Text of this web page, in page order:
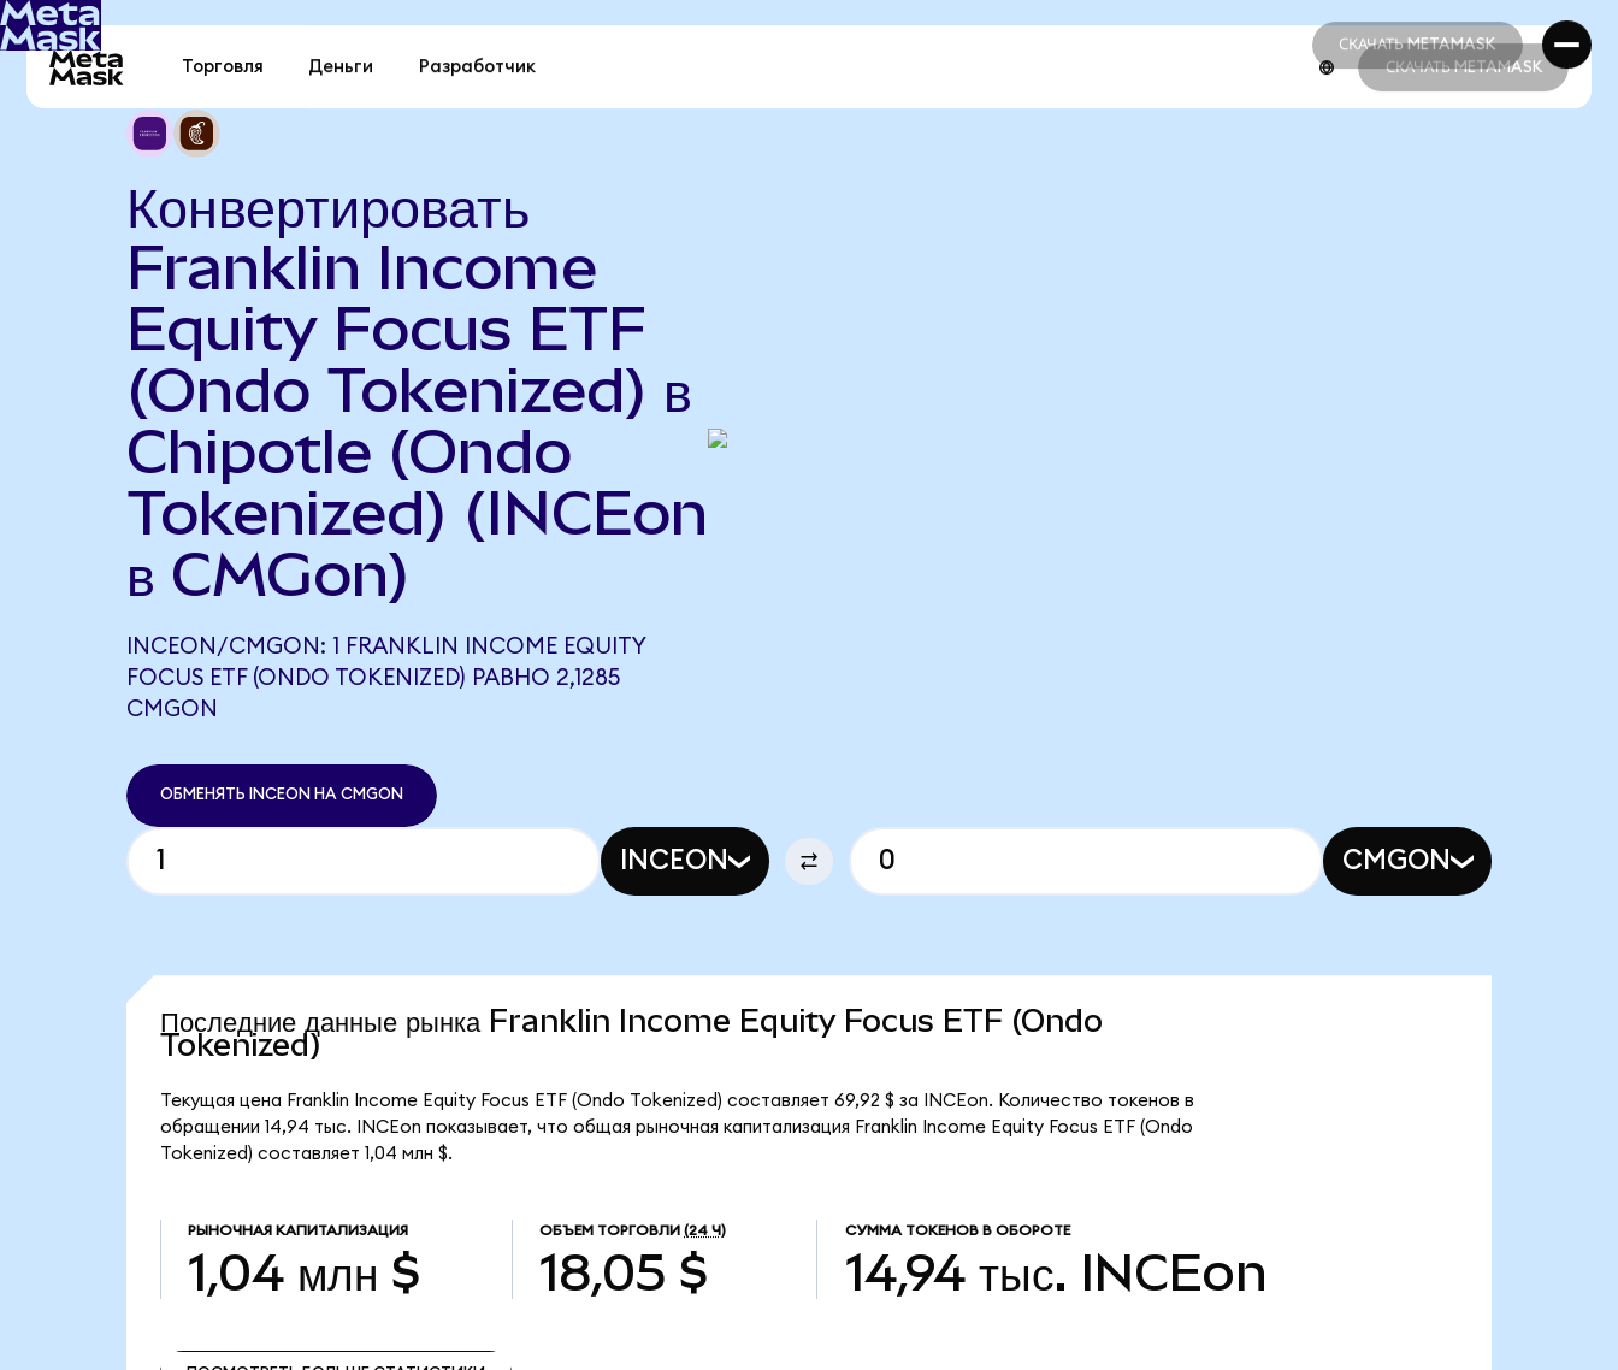
СКАЧАТЬ METAMASK
СКАЧАТЬ METAMASK
Торговля Деньги Разработчик СКАЧАТЬ METAMASK
Конвертировать
Franklin Income
Equity Focus ETF
(Ondo Tokenized) в
Chipotle (Ondo
Tokenized) (INCEon
в CMGon)
INCEON/CMGON: 1 FRANKLIN INCOME EQUITY
FOCUS ETF (ONDO TOKENIZED) РАВНО 2,1285
CMGON
ОБМЕНЯТЬ INCEON НА CMGON
INCEON CMGON
Последние данные рынка Franklin Income Equity Focus ETF (Ondo
Tokenized)
Текущая цена Franklin Income Equity Focus ETF (Ondo Tokenized) составляет 69,92 $ за INCEon. Количество токенов в
обращении 14,94 тыс. INCEon показывает, что общая рыночная капитализация Franklin Income Equity Focus ETF (Ondo
Tokenized) составляет 1,04 млн $.
РЫНОЧНАЯ КАПИТАЛИЗАЦИЯ
1,04 млн $
ОБЪЕМ ТОРГОВЛИ (24 Ч)
18,05 $
СУММА ТОКЕНОВ В ОБОРОТЕ
14,94 тыс. INCEon